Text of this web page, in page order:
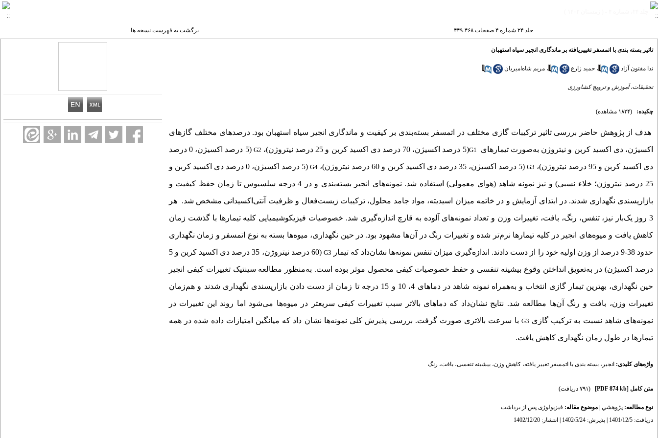
جلد ۲۴ شماره ۴ صفحات ۴۶۸-۴۴۹ برگشت به فهرست نسخه ها
تاثیر بسته بندی با اتمسفر تغییریافته بر ماندگاری انجیر سیاه استهبان
ندا مفتون آزاد ، حمید زارع ، مریم شاه‌امیریان
تحقیقات، آموزش و ترویج کشاورزی
چکیده: (۱۸۲۴ مشاهده)
هدف از پژوهش حاضر بررسی تاثیر ترکیبات گازی مختلف در اتمسفر بسته‌بندی بر کیفیت و ماندگاری انجیر سیاه استهبان بود. درصدهای مختلف گازهای
اکسیژن، دی اکسید کربن و نیتروژن به‌صورت تیمارهای G1(5 درصد اکسیژن، 70 درصد دی اکسید کربن و 25 درصد نیتروژن)، G2 (5 درصد اکسیژن، 0 درصد
دی اکسید کربن و 95 درصد نیتروژن)، G3 (5 درصد اکسیژن، 35 درصد دی اکسید کربن و 60 درصد نیتروژن)، G4 (5 درصد اکسیژن، 0 درصد دی اکسید کربن و
25 درصد نیتروژن؛ خلاء نسبی) و نیز نمونه شاهد (هوای معمولی) استفاده شد. نمونه‌های انجیر بسته‌بندی و در 4 درجه سلسیوس تا زمان حفظ کیفیت و
بازارپسندی نگهداری ‌شدند. در ابتدای آزمایش و در خاتمه میزان اسیدیته، مواد جامد محلول، ترکیبات زیست‌فعال و ظرفیت آنتی‌اکسیدانی مشخص شد. هر
3 روز یک‌بار نیز، تنفس، رنگ، بافت، تغییرات وزن و تعداد نمونه‌های آلوده به‌ قارچ اندازه‌گیری شد. خصوصیات فیزیکوشیمیایی کلیه تیمارها با گذشت زمان
کاهش یافت و میوه‌های انجیر در کلیه تیمارها نرم‌تر شده و تغییرات رنگ در آن‌ها مشهود بود. در حین نگهداری، میوه‌ها بسته به نوع اتمسفر و زمان نگهداری
حدود 38-9 درصد از وزن اولیه خود را از دست دادند. اندازه‌گیری میزان تنفس نمونه‌ها نشان‌داد که تیمار G3 (60 درصد نیتروژن، 35 درصد دی اکسید کربن و 5
درصد اکسیژن) در به‌تعویق انداختن وقوع بیشینه تنفسی و حفظ خصوصیات کیفی محصول موثر بوده ‌است. به‌منظور مطالعه سینتیک تغییرات کیفی انجیر
حین نگهداری، بهترین تیمار گازی انتخاب و به‌همراه نمونه شاهد در دماهای 4، 10 و 15 درجه تا زمان از دست دادن بازارپسندی نگهداری ‌شدند و هم‌زمان
تغییرات وزن، بافت و رنگ آن‌ها مطالعه ‌شد. نتایج نشان‌داد که دماهای بالاتر سبب تغییرات کیفی سریعتر در میوه‌ها می‌شود اما روند این تغییرات در
نمونه‌های شاهد نسبت به ترکیب گازی G3 با سرعت بالاتری صورت گرفت. بررسی پذیرش کلی نمونه‌ها نشان‌ داد که میانگین امتیازات داده شده در همه
تیمارها در طول زمان نگهداری کاهش یافت.
واژه‌های کلیدی: انجیر ، بسته بندی با اتمسفر تغییر یافته، کاهش وزن، بیشینه تنفسی، بافت، رنگ
متن کامل [PDF 874 kb] (۷۹۱ دریافت)
نوع مطالعه: پژوهشي موضوع مقاله: فیزیولوژی پس از برداشت
دریافت: 1401/12/5 | پذیرش: 1402/5/24 | انتشار: 1402/12/20